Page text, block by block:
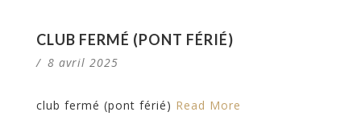
CLUB FERMÉ (PONT FÉRIÉ)
/ 8 avril 2025
club fermé (pont férié) Read More